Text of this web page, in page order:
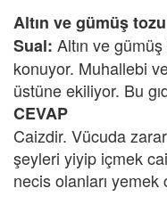
Altın ve gümüş
Sual: Altın ve
konuyor. Muhallebi
üstüne ekiliyor. Bu
CEVAP
Caizdir. Vücuda
şeyleri yiyip içmek
necis olanları yemek